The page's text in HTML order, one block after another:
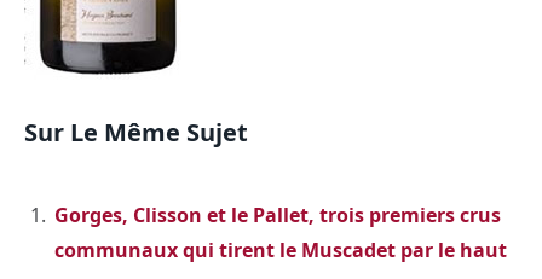
Sur Le Même Sujet
Gorges, Clisson et le Pallet, trois premiers crus
communaux qui tirent le Muscadet par le haut